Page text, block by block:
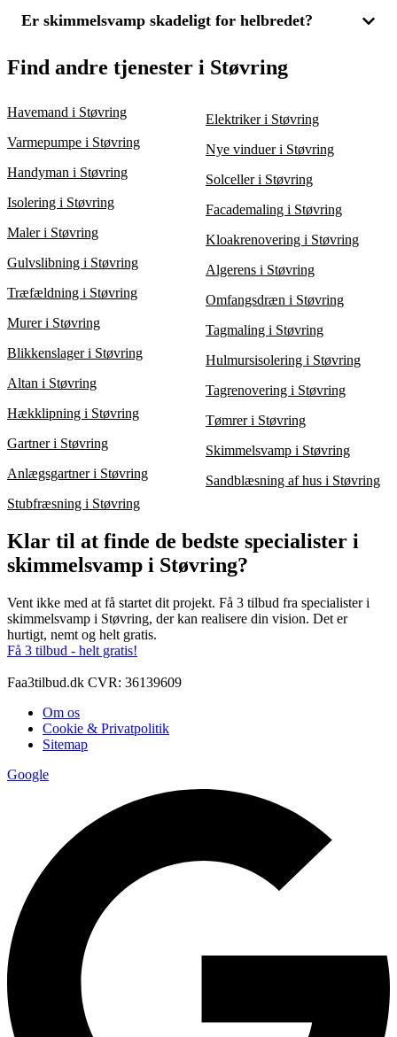
fugtproblemer, for at forhindre en ny opståen. En professionel
For at få en overkommelig pris på fjernelse af skimmelsvamp i
Dette giver dig mulighed for let at sammenligne priser og
vælge den løsning, der bedst matcher dine behov, uden at gå på
Er skimmelsvamp skadeligt for helbredet?
Ja, skimmelsvamp kan være skadelig for helbredet, især for
personer med allergi, astma eller nedsat immunforsvar. Det kan
Derfor er hurtig fjernelse af skimmelsvamp vigtigt, og det bør
udføres af professionelle for at sikre, at problemet håndteres
korrekt.
Find andre tjenester i Støvring
Havemand i Støvring
Varmepumpe i Støvring
Handyman i Støvring
Isolering i Støvring
Maler i Støvring
Gulvslibning i Støvring
Træfældning i Støvring
Murer i Støvring
Blikkenslager i Støvring
Altan i Støvring
Hækklipning i Støvring
Gartner i Støvring
Anlægsgartner i Støvring
Stubfræsning i Støvring
Elektriker i Støvring
Nye vinduer i Støvring
Solceller i Støvring
Facademaling i Støvring
Kloakrenovering i Støvring
Algerens i Støvring
Omfangsdræn i Støvring
Tagmaling i Støvring
Hulmursisolering i Støvring
Tagrenovering i Støvring
Tømrer i Støvring
Skimmelsvamp i Støvring
Sandblæsning af hus i Støvring
Klar til at finde de bedste specialister i
skimmelsvamp i Støvring?
Vent ikke med at få startet dit projekt. Få 3 tilbud fra specialister i
skimmelsvamp i Støvring, der kan realisere din vision. Det er
hurtigt, nemt og helt gratis.
Få 3 tilbud - helt gratis!
Faa3tilbud.dk CVR: 36139609
Om os
Cookie & Privatpolitik
Sitemap
Google